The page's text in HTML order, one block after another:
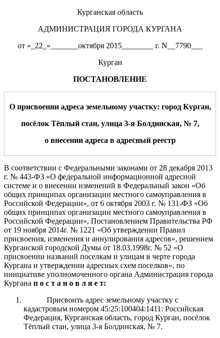
Курганская область
АДМИНИСТРАЦИЯ ГОРОДА КУРГАНА
от «_22_»_______октября 2015________ г. N__7790___
Курган
ПОСТАНОВЛЕНИЕ
О присвоении адреса земельномуучастку: город Курган,
посёлок Тёплый стан, улица 3-я Болдинская, № 7,
о внесении адреса в адресный реестр
В соответствии с Федеральными законами от 28 декабря 2013
г. № 443-ФЗ «О федеральной информационной адресной
системе и о внесении изменений в Федеральный закон «Об
общих принципах организации местного самоуправления в
Российской Федерации», от 6 октября 2003 г. № 131-ФЗ «Об
общих принципах организации местного самоуправления в
Российской Федерации», Постановлением Правительства РФ
от 19 ноября 2014г. № 1221 «Об утверждении Правил
присвоения, изменения и аннулирования адресов», решением
Курганской городской Думы от 18.03.1998г. № 52 «О
присвоении названий поселкам и улицам в черте города
Кургана и утверждении адресных схем поселков», по
инициативе уполномоченного органа Администрация города
Кургана п о с т а н о в л я е т:
Присвоить адрес земельному участку с
кадастровым номером 45:25:100404:1411: Российская
Федерация, Курганская область, город Курган, посёлок
Тёплый стан, улица 3-я Болдинская, № 7.